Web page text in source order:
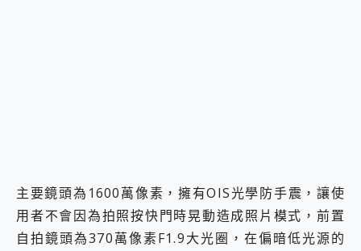
主要鏡頭為1600萬像素，擁有OIS光學防手震，讓使
用者不會因為拍照按快門時晃動造成照片模式，前置
自拍鏡頭為370萬像素F1.9大光圈，在偏暗低光源的